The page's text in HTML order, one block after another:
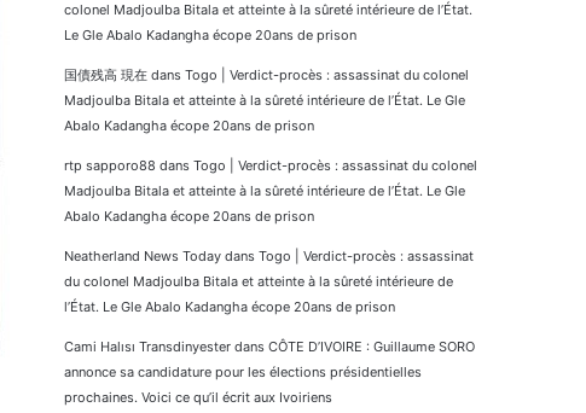
colonel Madjoulba Bitala et atteinte à la sûreté intérieure de l’État.
Le Gle Abalo Kadangha écope 20ans de prison
国債残高 現在 dans Togo | Verdict-procès : assassinat du colonel
Madjoulba Bitala et atteinte à la sûreté intérieure de l’État. Le Gle
Abalo Kadangha écope 20ans de prison
rtp sapporo88 dans Togo | Verdict-procès : assassinat du colonel
Madjoulba Bitala et atteinte à la sûreté intérieure de l’État. Le Gle
Abalo Kadangha écope 20ans de prison
Neatherland News Today dans Togo | Verdict-procès : assassinat
du colonel Madjoulba Bitala et atteinte à la sûreté intérieure de
l’État. Le Gle Abalo Kadangha écope 20ans de prison
Cami Halısı Transdinyester dans CÔTE D’IVOIRE : Guillaume SORO
annonce sa candidature pour les élections présidentielles
prochaines. Voici ce qu’il écrit aux Ivoiriens